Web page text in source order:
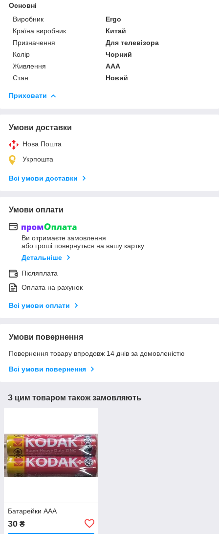
Основні
Виробник
Ergo
Країна виробник
Китай
Призначення
Для телевізора
Колір
Чорний
Живлення
AAA
Стан
Новий
Приховати
Умови доставки
Нова Пошта
Укрпошта
Всі умови доставки
Умови оплати
Ви отримаєте замовлення
або гроші повернуться на вашу картку
Детальніше
Післяплата
Оплата на рахунок
Всі умови оплати
Умови повернення
Повернення товару впродовж 14 днів за домовленістю
Всі умови повернення
З цим товаром також замовляють
Батарейки ААА
30 ₴